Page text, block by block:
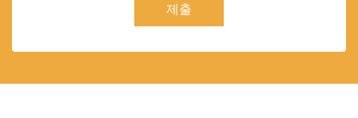
제출